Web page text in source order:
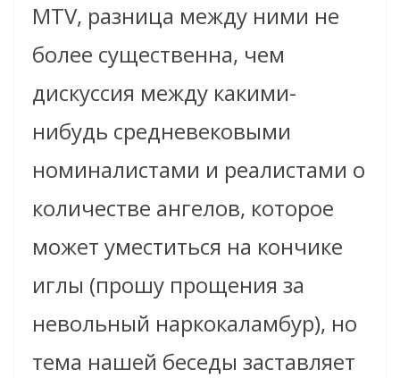
MTV, разница между ними не
более существенна, чем
дискуссия между какими-
нибудь средневековыми
номиналистами и реалистами о
количестве ангелов, которое
может уместиться на кончике
иглы (прошу прощения за
невольный наркокаламбур), но
тема нашей беседы заставляет